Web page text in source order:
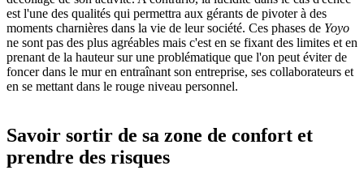
est l'une des qualités qui permettra aux gérants de pivoter à des
moments charnières dans la vie de leur société. Ces phases de Yoyo
ne sont pas des plus agréables mais c'est en se fixant des limites et en
prenant de la hauteur sur une problématique que l'on peut éviter de
foncer dans le mur en entraînant son entreprise, ses collaborateurs et
en se mettant dans le rouge niveau personnel.
Savoir sortir de sa zone de confort et
prendre des risques